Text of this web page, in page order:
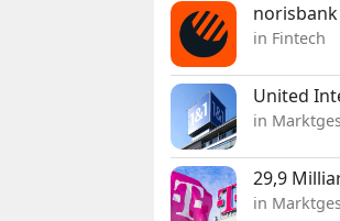
in Fintech
United
in
29,9
in